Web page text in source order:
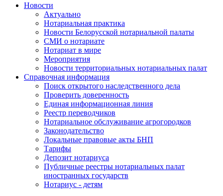
Новости
Актуально
Нотариальная практика
Новости Белорусской нотариальной палаты
СМИ о нотариате
Нотариат в мире
Мероприятия
Новости территориальных нотариальных палат
Справочная информация
Поиск открытого наследственного дела
Проверить доверенность
Единая информационная линия
Реестр переводчиков
Нотариальное обслуживание агрогородков
Законодательство
Локальные правовые акты БНП
Тарифы
Депозит нотариуса
Публичные реестры нотариальных палат
иностранных государств
Нотариус - детям